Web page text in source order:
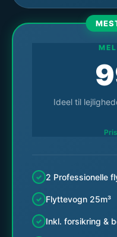
Ideel til
2 Professionelle
Flyttevogn 25m³
Inkl. forsikring &